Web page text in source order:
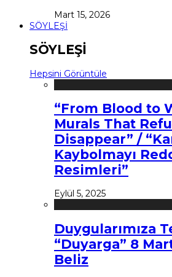
Mart 15, 2026
SÖYLEŞİ
SÖYLEŞİ
Hepsini Görüntüle
“From Blood to
Murals That
Disappear” /
Kaybolmayı
Resimleri”
Eylül 5, 2025
Duygularımıza
“Duyarga” 8
Beliz